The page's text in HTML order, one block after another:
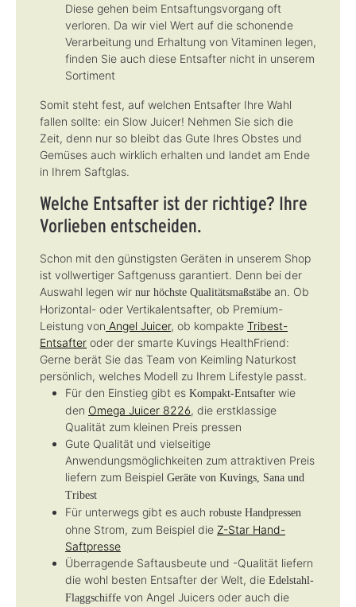
Diese gehen beim Entsaftungsvorgang oft
verloren. Da wir viel Wert auf die schonende
Verarbeitung und Erhaltung von Vitaminen legen,
finden Sie auch diese Entsafter nicht in unserem
Sortiment
Somit steht fest, auf welchen Entsafter Ihre Wahl
fallen sollte: ein Slow Juicer! Nehmen Sie sich die
Zeit, denn nur so bleibt das Gute Ihres Obstes und
Gemüses auch wirklich erhalten und landet am Ende
in Ihrem Saftglas.
Welche Entsafter ist der richtige? Ihre
Vorlieben entscheiden.
Schon mit den günstigsten Geräten in unserem Shop
ist vollwertiger Saftgenuss garantiert. Denn bei der
Auswahl legen wir nur höchste Qualitätsmaßstäbe an. Ob
Horizontal- oder Vertikalentsafter, ob Premium-
Leistung von Angel Juicer, ob kompakte Tribest-
Entsafter oder der smarte Kuvings HealthFriend:
Gerne berät Sie das Team von Keimling Naturkost
persönlich, welches Modell zu Ihrem Lifestyle passt.
Für den Einstieg gibt es Kompakt-Entsafter wie
den Omega Juicer 8226, die erstklassige
Qualität zum kleinen Preis pressen
Gute Qualität und vielseitige
Anwendungsmöglichkeiten zum attraktiven Preis
liefern zum Beispiel Geräte von Kuvings, Sana und
Tribest
Für unterwegs gibt es auch robuste Handpressen
ohne Strom, zum Beispiel die Z-Star Hand-
Saftpresse
Überragende Saftausbeute und -Qualität liefern
die wohl besten Entsafter der Welt, die Edelstahl-
Flaggschiffe von Angel Juicers oder auch die